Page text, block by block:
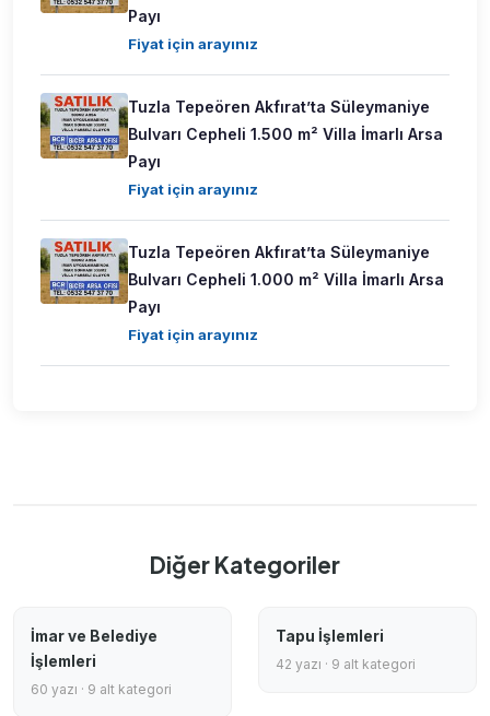
Payı
Fiyat için arayınız
Tuzla Tepeören Akfırat’ta Süleymaniye
Bulvarı Cepheli 1.500 m² Villa İmarlı Arsa
Payı
Fiyat için arayınız
Tuzla Tepeören Akfırat’ta Süleymaniye
Bulvarı Cepheli 1.000 m² Villa İmarlı Arsa
Payı
Fiyat için arayınız
Diğer Kategoriler
İmar ve Belediye
İşlemleri
60 yazı · 9 alt kategori
Tapu İşlemleri
42 yazı · 9 alt kategori